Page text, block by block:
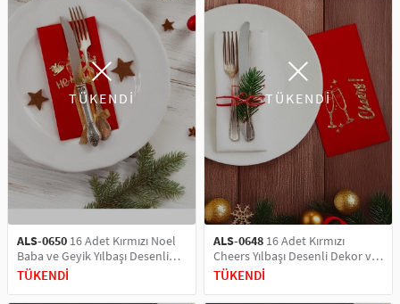
TÜKENDİ
ALS-0650 16 Adet Kırmızı Noel
Baba ve Geyik Yılbaşı Desenli
Dekor ve Sunum Servis Peçetesi
TÜKENDİ
TÜKENDİ
ALS-0648 16 Adet Kırmızı
Cheers Yılbaşı Desenli Dekor ve
Sunum Servis Peçetesi
TÜKENDİ